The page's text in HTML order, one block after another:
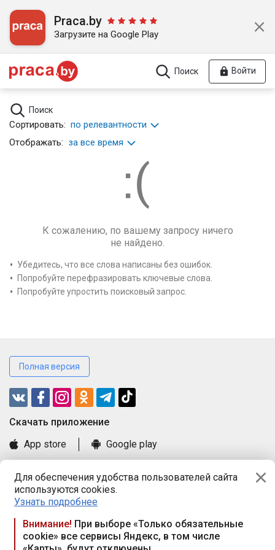
Для обеспечения удобства пользователей сайта
используются cookies.
Узнать подробнее
Внимание! При выборе «Только обязательные
cookie» все сервисы Яндекс, в том числе
Praca.by
Загрузите на Google Play
Поиск Войти
Поиск
Сортировать: по релевантности
Отображать: за все время
К сожалению, по вашему запросу ничего
не найдено.
Убедитесь, что все слова написаны без ошибок.
Попробуйте перефразировать ключевые слова.
Попробуйте упростить поисковый запрос.
Полная версия
Cкачать приложение
App store
Google play
Книга замечаний и предложений
Правила и документы
Praca.by © 2000—2026, ООО «ПРАЦА БАЙ»
Республика Беларусь, 220114, г. Минск, пр-т Независимости
117а, пом. № 9.